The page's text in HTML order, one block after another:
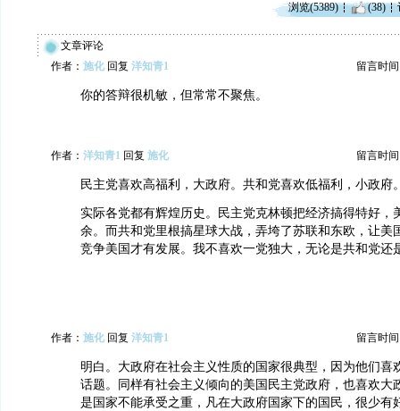
浏览(5389) (38)
文章评论
作者： 施化 回复 洋知青1 留言时间
你的答辩很机敏，但常常不聚焦。
作者： 洋知青1 回复 施化 留言时间
民主党喜欢高福利，大政府。共和党喜欢低福利，小政府
实际各党都有辉煌历史。民主党克林顿把经济搞得特好，
余。而共和党里根搞星球大战，弄垮了苏联和东欧，让美
竞争美国才有发展。我不喜欢一党独大，无论是共和党还
作者： 施化 回复 洋知青1 留言时间
明白。大政府在社会主义性质的国家很典型，因为他们喜
话题。同样有社会主义倾向的美国民主党政府，也喜欢大
是国家不能承受之重，凡在大政府国家下的国民，很少有